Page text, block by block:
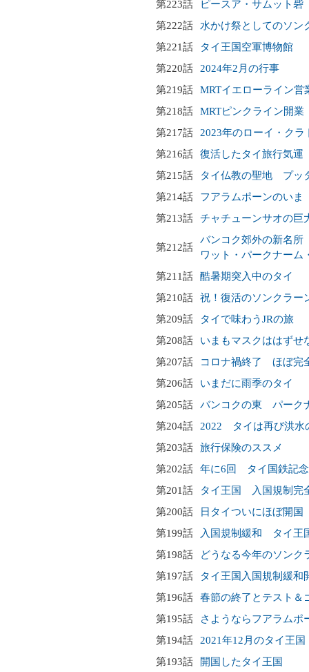
第223話
ピースア・サムット砦
第222話
水かけ祭としてのソン
第221話
タイ王国空軍博物館
第220話
2024年2月の行事
第219話
MRTイエローライン営
第218話
MRTピンクライン開業
第217話
2023年のローイ・クラ
第216話
復活したタイ旅行気運
第215話
タイ仏教の聖地 プッ
第214話
フアラムポーンのいま
第213話
チャチューンサオの巨
第212話
バンコク郊外の新名所
ワット・パークナーム
第211話
酷暑期突入中のタイ
第210話
祝！復活のソンクラー
第209話
タイで味わうJRの旅
第208話
いまもマスクははずせ
第207話
コロナ禍終了 ほぼ完
第206話
いまだに雨季のタイ
第205話
バンコクの東 パーク
第204話
2022 タイは再び洪水
第203話
旅行保険のススメ
第202話
年に6回 タイ国鉄記
第201話
タイ王国 入国規制完
第200話
日タイついにほぼ開国
第199話
入国規制緩和 タイ王
第198話
どうなる今年のソンク
第197話
タイ王国入国規制緩和
第196話
春節の終了とテスト＆
第195話
さようならフアラムポ
第194話
2021年12月のタイ王国
第193話
開国したタイ王国